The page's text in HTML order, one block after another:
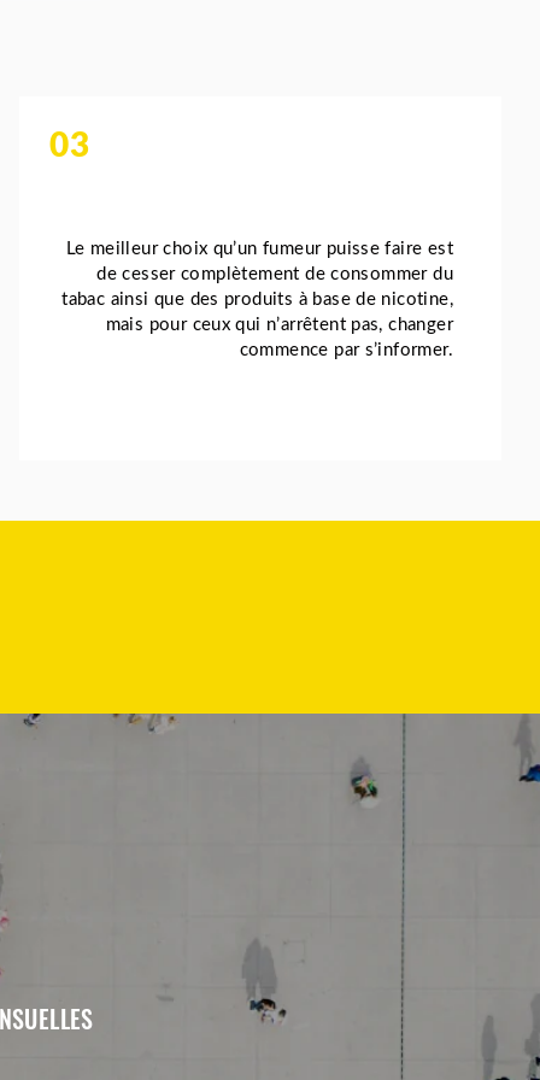
03
Le meilleur choix qu’un fumeur puisse faire est
de cesser complètement de consommer du
tabac ainsi que des produits à base de nicotine,
mais pour ceux qui n’arrêtent pas, changer
commence par s’informer.